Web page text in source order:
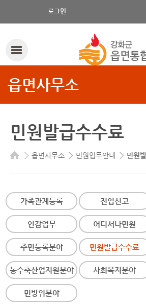
로그인
읍면사무소
민원발급수수료
읍면사무소 민원업무안내 민원
가족관계등록 전입신고
인감업무 어디서나민원
주민등록분야 민원발급수수료
농수축산업지원분야 사회복지분야
민방위분야